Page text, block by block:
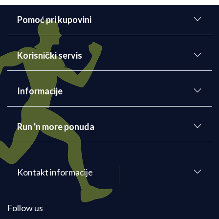
Pomoć pri kupovini
Korisnički servis
Informacije
Run 'n more ponuda
Kontakt informacije
Follow us